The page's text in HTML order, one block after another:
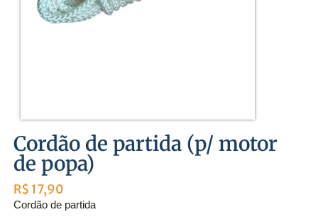
Cordão de partida (p/ motor
de popa)
R$ 17,90
Cordão de partida